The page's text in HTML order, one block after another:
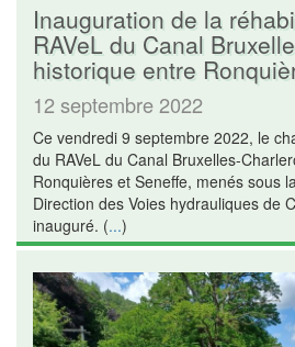
Inauguration de la
RAVeL du Canal
historique entre
12 septembre 2022
Ce vendredi 9 septembre 2022, le
du RAVeL du Canal Bruxelles-
Ronquières et Seneffe, menés sous
Direction des Voies hydrauliques de
inauguré. (...)